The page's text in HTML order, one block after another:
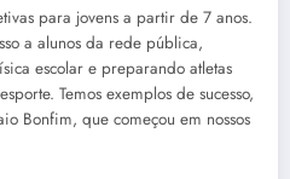
para jovens a partir de 7 anos.
a alunos da rede pública,
escolar e preparando atletas
Temos exemplos de sucesso,
Bonfim, que começou em nossos